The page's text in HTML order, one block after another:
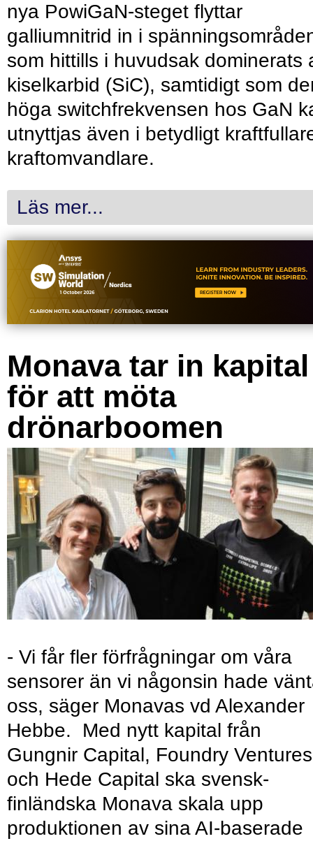
nya PowiGaN-steget flyttar
galliumnitrid in i
som hittills i huvudsak dominerats
kiselkarbid (SiC), samtidigt som
höga switchfrekvensen hos GaN
utnyttjas även i betydligt
kraftomvandlare.
Läs mer...
Monava tar in kapital
för att möta
drönarboomen
- Vi får fler förfrågningar om våra
sensorer än vi någonsin hade
oss, säger Monavas vd Alexander
Hebbe. Med nytt kapital från
Gungnir Capital, Foundry Ventures
och Hede Capital ska svensk-
finländska Monava skala upp
produktionen av sina AI-baserade